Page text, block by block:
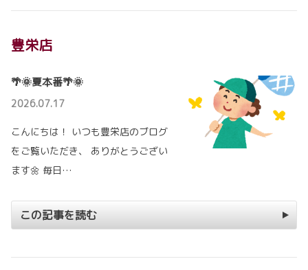
豊栄店
🌴🌞夏本番🌴🌞
2026.07.17
こんにちは！ いつも豊栄店のブログ
をご覧いただき、 ありがとうござい
ます🌼 毎日…
この記事を読む